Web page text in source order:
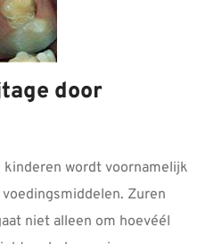
door
wordt voornamelijk
Zuren
niet alleen om hoevéél